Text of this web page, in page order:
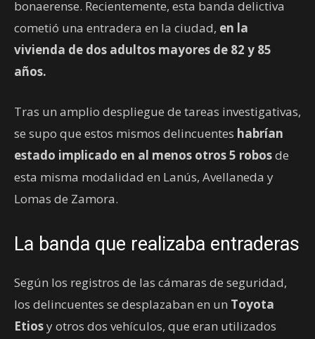
bonaerense. Recientemente, esta banda delictiva
cometió una entradera en la ciudad, en la
vivienda de dos adultos mayores de 82 y 85
años.
Tras un amplio despliegue de tareas investigativas,
se supo que estos mismos delincuentes habrían
estado implicado en al menos otros 5 robosde
esta misma modalidad en Lanús, Avellaneda y
Lomas de Zamora.
La banda que realizaba entraderas
Según los registros de las cámaras de seguridad,
los delincuentes se desplazaban en un Toyota
Etiosy otros dos vehículos, que eran utilizados